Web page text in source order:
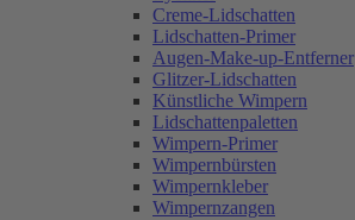
Creme-Lidschatten
Lidschatten-Primer
Augen-Make-up-Entferner
Glitzer-Lidschatten
Künstliche Wimpern
Lidschattenpaletten
Wimpern-Primer
Wimpernbürsten
Wimpernkleber
Wimpernzangen